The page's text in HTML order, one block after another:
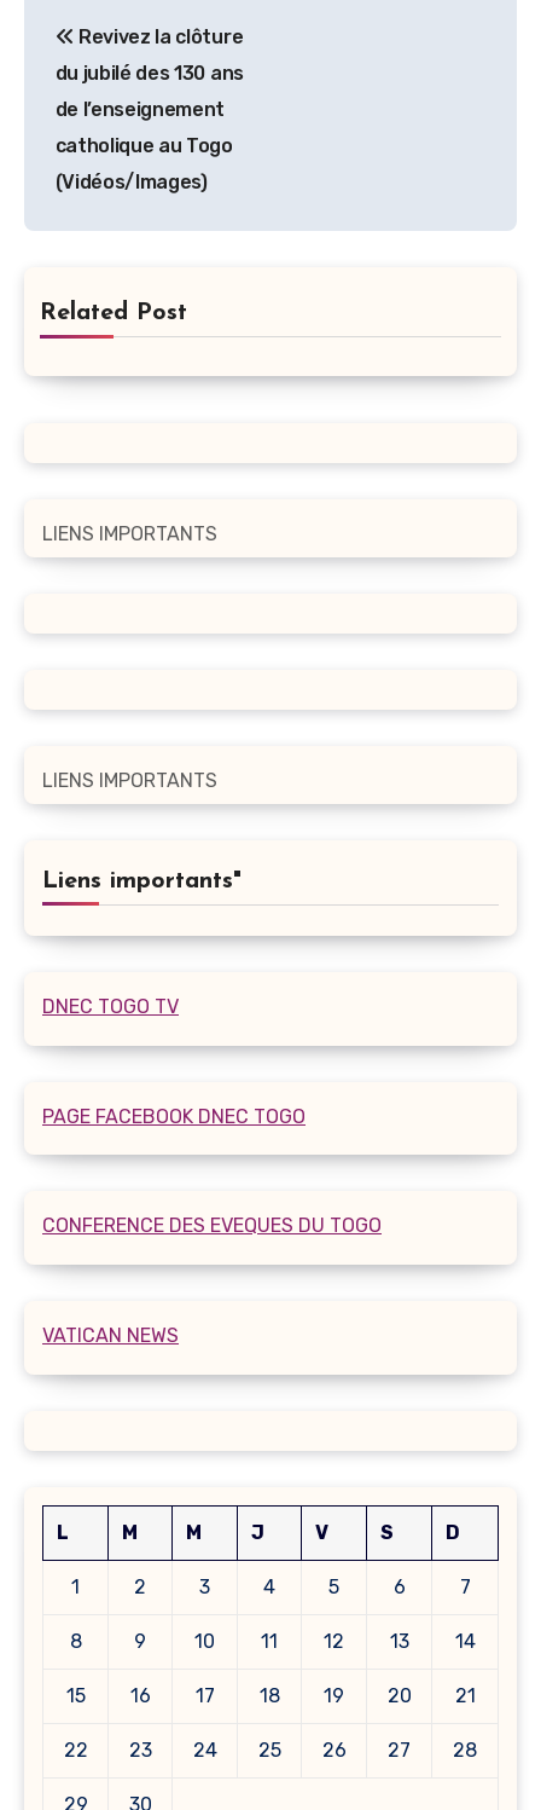
de
l’article
Revivez la clôture
du jubilé des 130 ans
de l’enseignement
catholique au Togo
(Vidéos/Images)
Related Post
LIENS IMPORTANTS
LIENS IMPORTANTS
Liens importants"
DNEC TOGO TV
PAGE FACEBOOK DNEC TOGO
CONFERENCE DES EVEQUES DU TOGO
VATICAN NEWS
L M M J V S D
1 2 3 4 5 6 7
8 9 10 11 12 13 14
15 16 17 18 19 20 21
22 23 24 25 26 27 28
29 30